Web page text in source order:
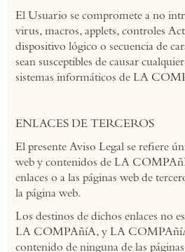
El Usuario se compromete a no
virus, macros, applets, controles
dispositivo lógico o secuencia de
sean susceptibles de causar
sistemas informáticos de LA
ENLACES DE TERCEROS
El presente Aviso Legal se refiere
web y contenidos de LA
enlaces o a las páginas web de
la página web.
Los destinos de dichos enlaces no
LA COMPAñíA, y LA COMPAñíA
contenido de ninguna de las